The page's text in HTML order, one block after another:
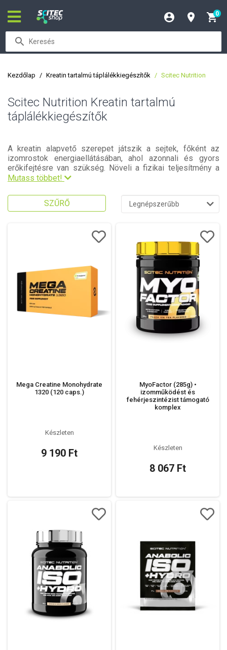
0
Kezdőlap Kreatin tartalmú táplálékkiegészítők Scitec Nutrition
Scitec Nutrition Kreatin tartalmú
táplálékkiegészítők
A kreatin alapvető szerepet játszik a sejtek, főként az
izomrostok energiaellátásában, ahol azonnali és gyors
erőkifejtésre van szükség. Növeli a fizikai teljesítmény a
rövid, de magas intenzitású súlyzós edzések során.
bevitelére.
Mutass többet!
SZŰRŐ
Mega Creatine Monohydrate
1320 (120 caps.)
Készleten
9 190 Ft
MyoFactor (285g) •
izomműködést és
fehérjeszintézist támogató
komplex
Készleten
8 067 Ft